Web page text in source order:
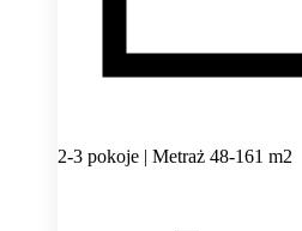
2-3 pokoje | Metraż 48-161 m2